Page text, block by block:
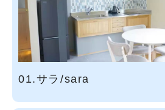
01.サラ/sara